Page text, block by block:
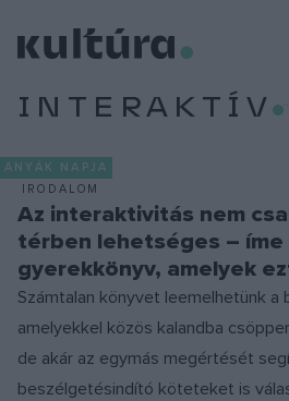
INTERAKTÍV
ANYÁK NAPJA
IRODALOM
Az interaktivitás nem
térben lehetséges – íme
gyerekkönyv, amelyek
Számtalan könyvet leemelhetünk a
amelyekkel közös kalandba
de akár az egymás megértését
beszélgetésindító köteteket is